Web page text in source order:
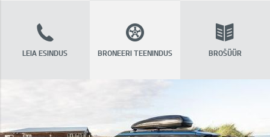
LEIA ESINDUS BRONEERI TEENINDUS BROŠÜÜR